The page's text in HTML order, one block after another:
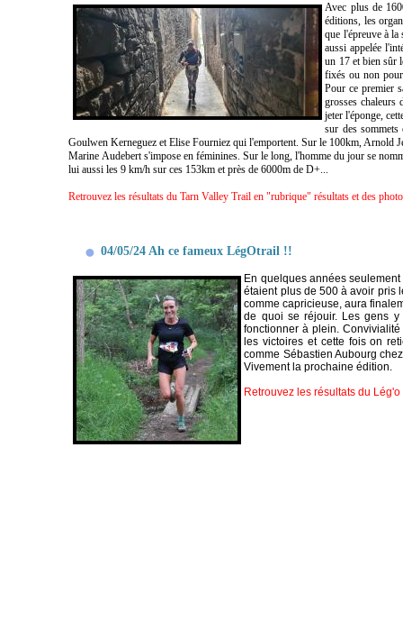
Avec plus de
éditions, les
que l'épreuve à la
aussi appelée
un 17 et bien sûr
fixés ou non
Pour ce premier
grosses chaleurs
jeter l'éponge,
sur des sommets
Goulwen Kerneguez et Elise Fourniez qui l'emportent. Sur le 100km, Arnold
Marine Audebert s'impose en féminines. Sur le long, l'homme du jour se
lui aussi les 9 km/h sur ces 153km et près de 6000m de D+...
Retrouvez les résultats du Tarn Valley Trail en "rubrique" résultats et des
04/05/24 Ah ce fameux LégOtrail !!
En quelques années
étaient plus de 500 à avoir pris
comme capricieuse, aura
de quoi se réjouir. Les gens
fonctionner à plein.
les victoires et cette fois on
comme Sébastien Aubourg
Vivement la prochaine édition.
Retrouvez les résultats du